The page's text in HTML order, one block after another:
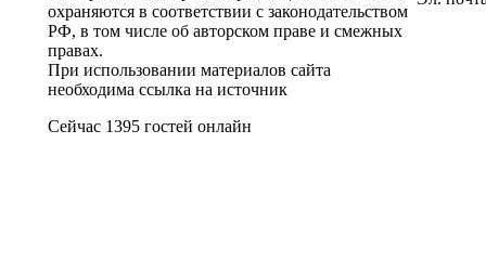
охраняются в соответствии с законодательством
РФ, в том числе об авторском праве и смежных
правах.
При использовании материалов сайта
необходима ссылка на источник
Сейчас 1395 гостей онлайн